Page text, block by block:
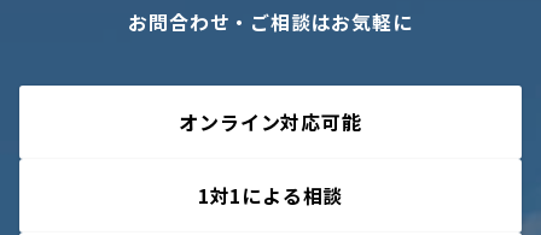
お問合わせ・ご相談はお気軽に
オンライン対応可能
1対1による相談